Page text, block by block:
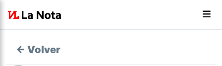
← Volver